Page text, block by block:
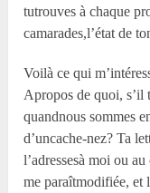
tutrouves à chaque
camarades,l’état de
Voilà ce qui
Apropos de quoi, s’il
quandnous sommes
d’uncache-nez? Ta
l’adressesà moi ou
me paraîtmodifiée, et